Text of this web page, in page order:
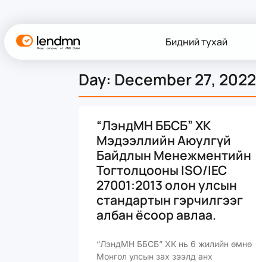
Бидний тухай
Day: December 27, 2022
“ЛэндМН ББСБ” ХК
Мэдээллийн Аюулгүй
Байдлын Менежментийн
Тогтолцооны ISO/IEC
27001:2013 олон улсын
стандартын гэрчилгээг
албан ёсоор авлаа.
“ЛэндМН ББСБ” ХК нь 6 жилийн өмнө
Монгол улсын зах зээлд анх